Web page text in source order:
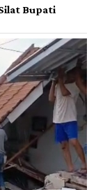
Bupati